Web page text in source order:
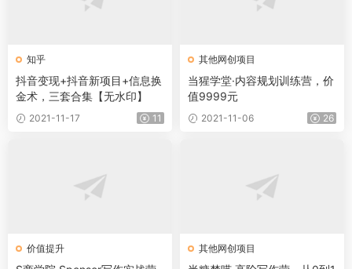
知乎
抖音变现+抖音新项目+信息换
金术，三套合集【无水印】
2021-11-17 11
其他网创项目
当猩学堂·内容规划训练营，价
值9999元
2021-11-06 26
价值提升 其他网创项目